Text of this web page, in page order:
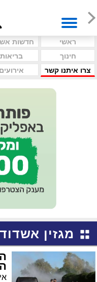
ראשי חדשות
חינוך
בריאות
צרו איתנו קשר
אירועים
מגזין